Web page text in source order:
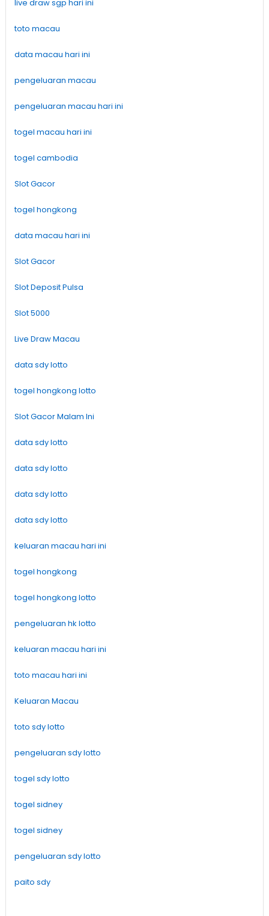
live draw sgp hari ini
toto macau
data macau hari ini
pengeluaran macau
pengeluaran macau hari ini
togel macau hari ini
togel cambodia
Slot Gacor
togel hongkong
data macau hari ini
Slot Gacor
Slot Deposit Pulsa
Slot 5000
Live Draw Macau
data sdy lotto
togel hongkong lotto
Slot Gacor Malam Ini
data sdy lotto
data sdy lotto
data sdy lotto
data sdy lotto
keluaran macau hari ini
togel hongkong
togel hongkong lotto
pengeluaran hk lotto
keluaran macau hari ini
toto macau hari ini
Keluaran Macau
toto sdy lotto
pengeluaran sdy lotto
togel sdy lotto
togel sidney
togel sidney
pengeluaran sdy lotto
paito sdy